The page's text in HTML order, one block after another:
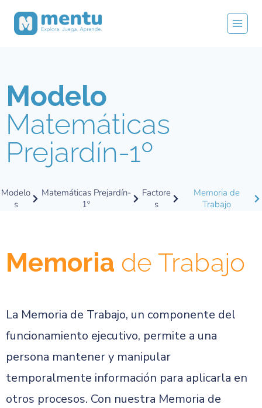
Modelo
Matemáticas
Prejardín-1º
Modelo
s
Matemáticas Prejardín-
1º
Factore
s
Memoria de
Trabajo
Memoria de Trabajo
La Memoria de Trabajo, un componente del
funcionamiento ejecutivo, permite a una
persona mantener y manipular
temporalmente información para aplicarla en
otros procesos. Con nuestra Memoria de